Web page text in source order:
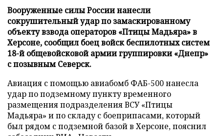
Вооруженные силы России нанесли
сокрушительный удар по замаскированному
объекту взвода операторов «Птицы Мадьяра» в
Херсоне, сообщил боец войск беспилотных систем
18-й общевойсковой армии группировки «Днепр»
с позывным Северск.
Авиация с помощью авиабомб ФАБ-500 нанесла
удар по подземному пункту временного
размещения подразделения ВСУ «Птицы
Мадьяра» и по складу с боеприпасами, который
был рядом с подземной базой в Херсоне, пояснил